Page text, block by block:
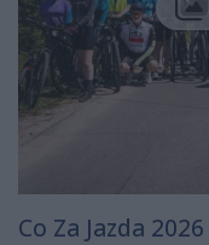
Co Za Jazda